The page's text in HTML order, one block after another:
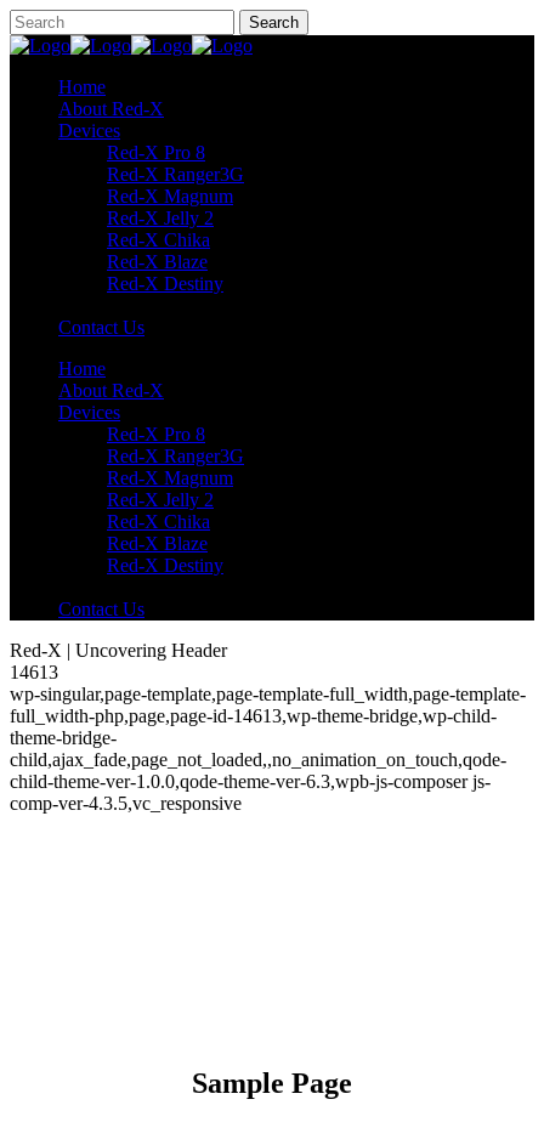
Home
About Red-X
Devices
Red-X Pro 8
Red-X Ranger3G
Red-X Magnum
Red-X Jelly 2
Red-X Chika
Red-X Blaze
Red-X Destiny
Contact Us
Home
About Red-X
Devices
Red-X Pro 8
Red-X Ranger3G
Red-X Magnum
Red-X Jelly 2
Red-X Chika
Red-X Blaze
Red-X Destiny
Contact Us
Red-X | Uncovering Header
14613
wp-singular,page-template,page-template-full_width,page-template-
full_width-php,page,page-id-14613,wp-theme-bridge,wp-child-
theme-bridge-
child,ajax_fade,page_not_loaded,,no_animation_on_touch,qode-
child-theme-ver-1.0.0,qode-theme-ver-6.3,wpb-js-composer js-
comp-ver-4.3.5,vc_responsive
Sample Page